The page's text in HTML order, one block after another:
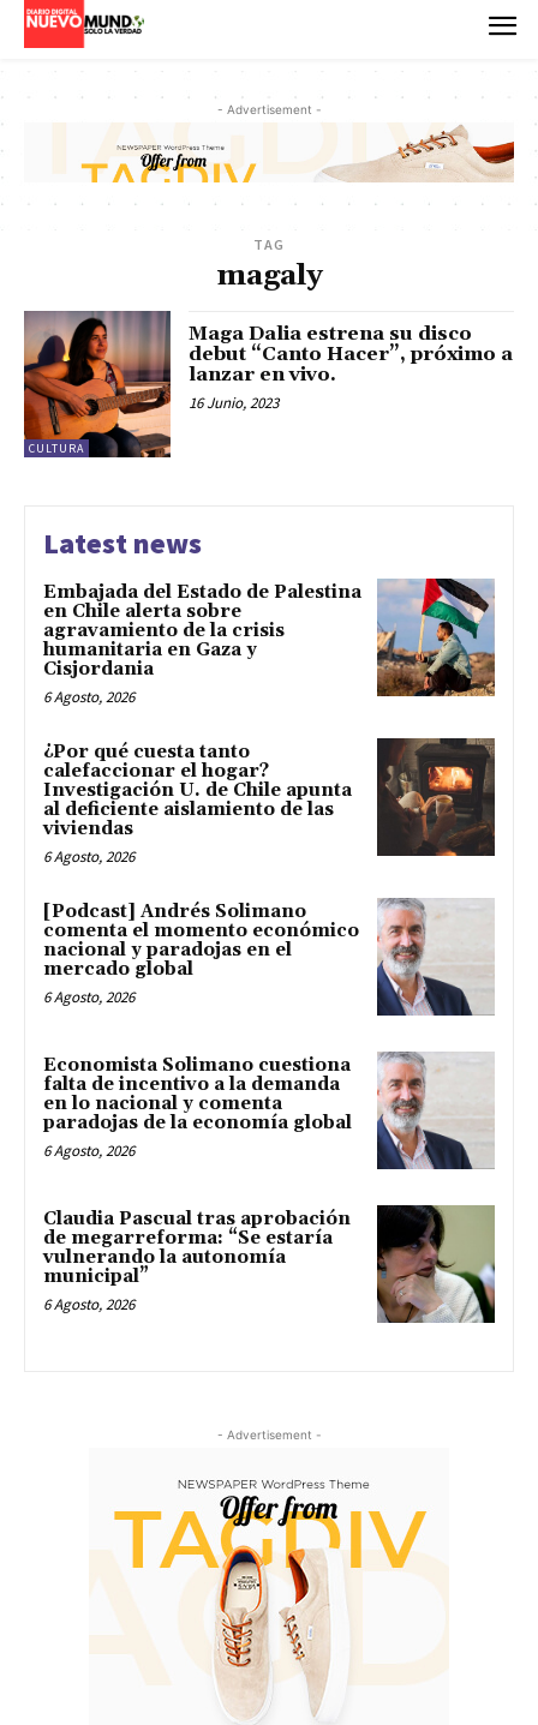
- Advertisement -
TAG
magaly
CULTURA
Maga Dalia estrena su disco
debut “Canto Hacer”, próximo a
lanzar en vivo.
16 Junio, 2023
Latest news
Embajada del Estado de Palestina
en Chile alerta sobre
agravamiento de la crisis
humanitaria en Gaza y
Cisjordania
6 Agosto, 2026
¿Por qué cuesta tanto
calefaccionar el hogar?
Investigación U. de Chile apunta
al deficiente aislamiento de las
viviendas
6 Agosto, 2026
[Podcast] Andrés Solimano
comenta el momento económico
nacional y paradojas en el
mercado global
6 Agosto, 2026
Economista Solimano cuestiona
falta de incentivo a la demanda
en lo nacional y comenta
paradojas de la economía global
6 Agosto, 2026
Claudia Pascual tras aprobación
de megarreforma: “Se estaría
vulnerando la autonomía
municipal”
6 Agosto, 2026
- Advertisement -